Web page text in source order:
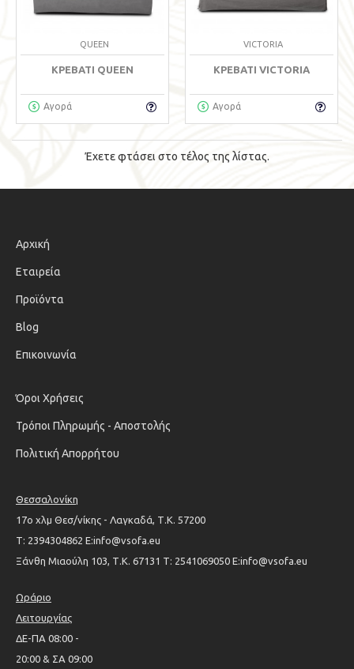
QUEEN
ΚΡΕΒΆΤΙ QUEEN
Αγορά
VICTORIA
ΚΡΕΒΆΤΙ VICTORIA
Αγορά
Έχετε φτάσει στο τέλος της λίστας.
Αρχική
Εταιρεία
Προϊόντα
Blog
Επικοινωνία
Όροι Χρήσεις
Τρόποι Πληρωμής - Αποστολής
Πολιτική Απορρήτου
Θεσσαλονίκη
17ο χλμ Θεσ/νίκης - Λαγκαδά, Τ.Κ. 57200
Τ: 2394304862 Ε:info@vsofa.eu
Ξάνθη Μιαούλη 103, Τ.Κ. 67131 Τ: 2541069050 Ε:info@vsofa.eu
Ωράριο
Λειτουργίας
ΔΕ-ΠΑ 08:00 -
20:00 & ΣΑ 09:00